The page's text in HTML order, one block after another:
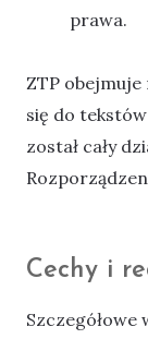
prawa.
ZTP obejmuje
się do
został cały
Cechy i
Szczegółowe